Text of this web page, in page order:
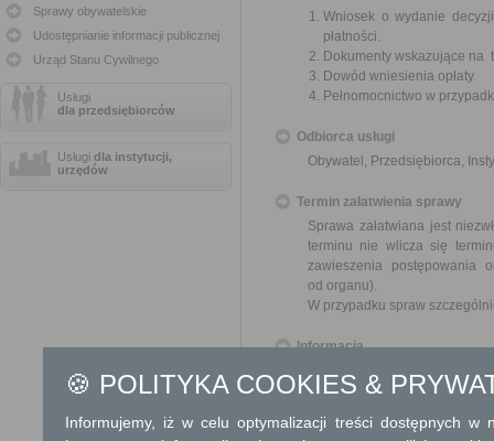
Sprawy obywatelskie
Udostępnianie informacji publicznej
Urząd Stanu Cywilnego
Usługi
dla przedsiębiorców
Usługi dla instytucji,
urzędów
Wniosek o wydanie
płatności.
Dokumenty wskazujące na
Dowód wniesienia opłaty.
Pełnomocnictwo w
Odbiorca usługi
Obywatel, Przedsiębiorca,
Termin załatwienia sprawy
Sprawa załatwiana jest
terminu nie wlicza się
zawieszenia postępowania
od organu).
W przypadku spraw
Informacja
Dodatkowe
Opłata
🍪 POLITYKA COOKIES &
Informujemy, iż w celu optymalizacji treści dostępnych w